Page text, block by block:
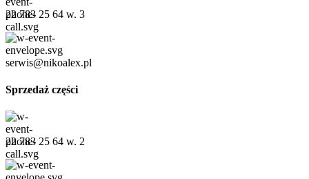
22 783 25 64 w. 3
serwis@nikoalex.pl
Sprzedaż części
22 783 25 64 w. 2